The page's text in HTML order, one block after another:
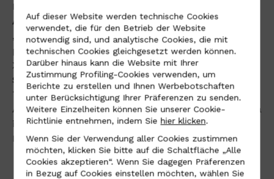
Beifahrersitz mit dem Schriftzug
Alcantara“(im Elektroschweißverfahren) und
„Timeless Edition 1/50“ (im Siebdruck)
personalisiert. Mit der Timeless Edition ist der BMW
X5 mehr denn je der ideale Partner für jede Fahrt.
So darf an Bord auch eine Möglichkeit für den
Transport der notwendigen Ausrüstung für einen
Ausflug nicht fehlen: eine Reisetasche aus Alcantara
im selben Design wie die Innenausstattung des
Fahrzeugs.
Auf dieser Website werden technische Cookies
verwendet, die für den Betrieb der Website
notwendig sind, und analytische Cookies, die mit
technischen Cookies gleichgesetzt werden können.
Darüber hinaus kann die Website mit Ihrer
Zustimmung Profiling-Cookies verwenden, um
Berichte zu erstellen und Ihnen Werbebotschaften
unter Berücksichtigung Ihrer Präferenzen zu senden.
Weitere Einzelheiten können Sie unserer Cookie-
Richtlinie entnehmen, indem Sie hier klicken.
Wenn Sie der Verwendung aller Cookies zustimmen
möchten, klicken Sie bitte auf die Schaltfläche „Alle
Cookies akzeptieren“. Wenn Sie dagegen Präferenzen
in Bezug auf Cookies einstellen möchten, wählen Sie